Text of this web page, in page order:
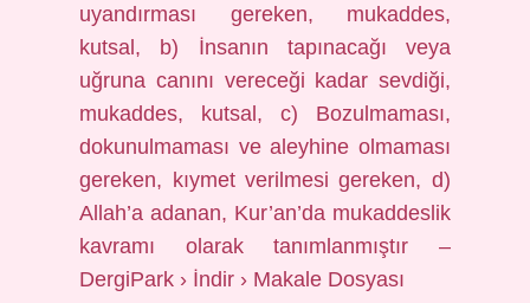
uyandırması gereken, mukaddes,
kutsal, b) İnsanın tapınacağı veya
uğruna canını vereceği kadar sevdiği,
mukaddes, kutsal, c) Bozulmaması,
dokunulmaması ve aleyhine olmaması
gereken, kıymet verilmesi gereken, d)
Allah’a adanan, Kur’an’da mukaddeslik
kavramı olarak tanımlanmıştır –
DergiPark › İndir › Makale Dosyası